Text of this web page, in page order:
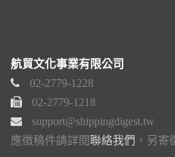
航貿文化事業有限公司
02-2779-1228
02-2779-1218
support@shippingdigest.tw
應徵稿件請詳閱聯絡我們 ，另寄